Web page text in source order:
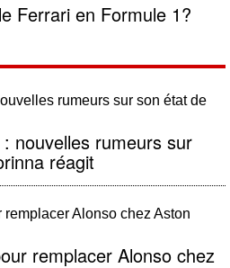
Ferrari en Formule 1?
nouvelles rumeurs sur
réagit
remplacer Alonso chez